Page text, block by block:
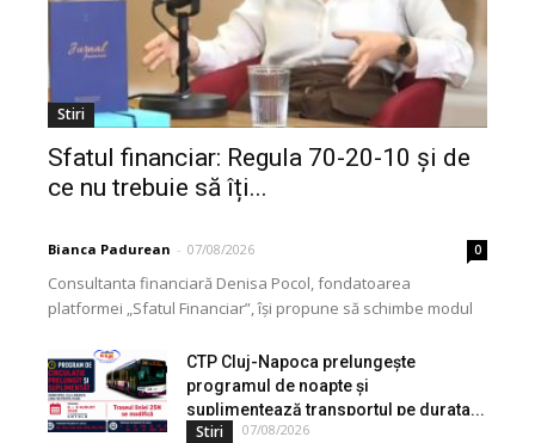
Stiri
Sfatul financiar: Regula 70-20-10 și de
ce nu trebuie să îți...
Bianca Padurean - 07/08/2026 0
Consultanta financiară Denisa Pocol, fondatoarea
platformei „Sfatul Financiar”, își propune să schimbe modul
de peste...
CTP Cluj-Napoca prelungește
programul de noapte și
suplimentează transportul pe durata...
Stiri 07/08/2026